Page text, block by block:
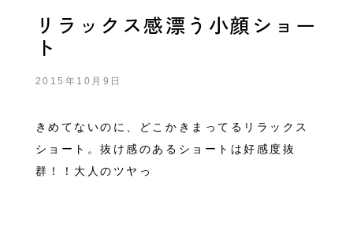
リラックス感漂う小顔ショー
ト
2015年10月9日
きめてないのに、どこかきまってるリラックス
ショート。抜け感のあるショートは好感度抜
群！！大人のツヤっ